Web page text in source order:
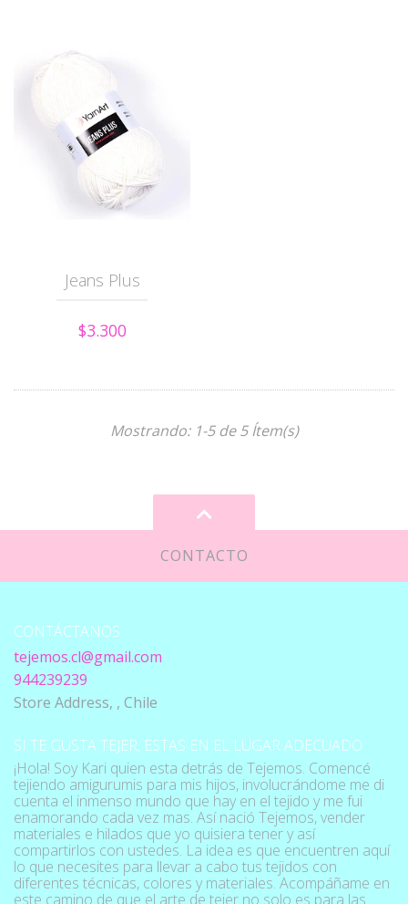
Jeans Plus
$3.300
Mostrando: 1-5 de 5 Ítem(s)
CONTACTO
CONTÁCTANOS
tejemos.cl@gmail.com
944239239
Store Address, , Chile
SI TE GUSTA TEJER, ESTAS EN EL LUGAR ADECUADO
¡Hola! Soy Kari quien esta detrás de Tejemos. Comencé
tejiendo amigurumis para mis hijos, involucrándome me di
cuenta el inmenso mundo que hay en el tejido y me fui
enamorando cada vez mas. Así nació Tejemos, vender
materiales e hilados que yo quisiera tener y así
compartirlos con ustedes. La idea es que encuentren aquí
lo que necesites para llevar a cabo tus tejidos con
diferentes técnicas, colores y materiales. Acompáñame en
este camino de que el arte de tejer no solo es para las